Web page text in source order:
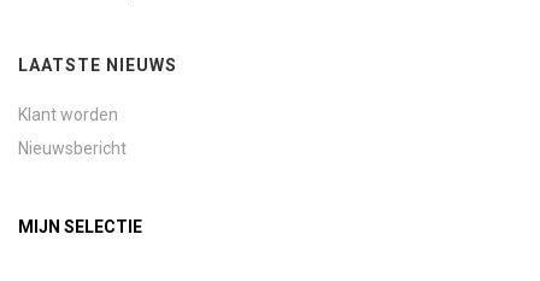
LAATSTE NIEUWS
Klant worden
Nieuwsbericht
MIJN SELECTIE